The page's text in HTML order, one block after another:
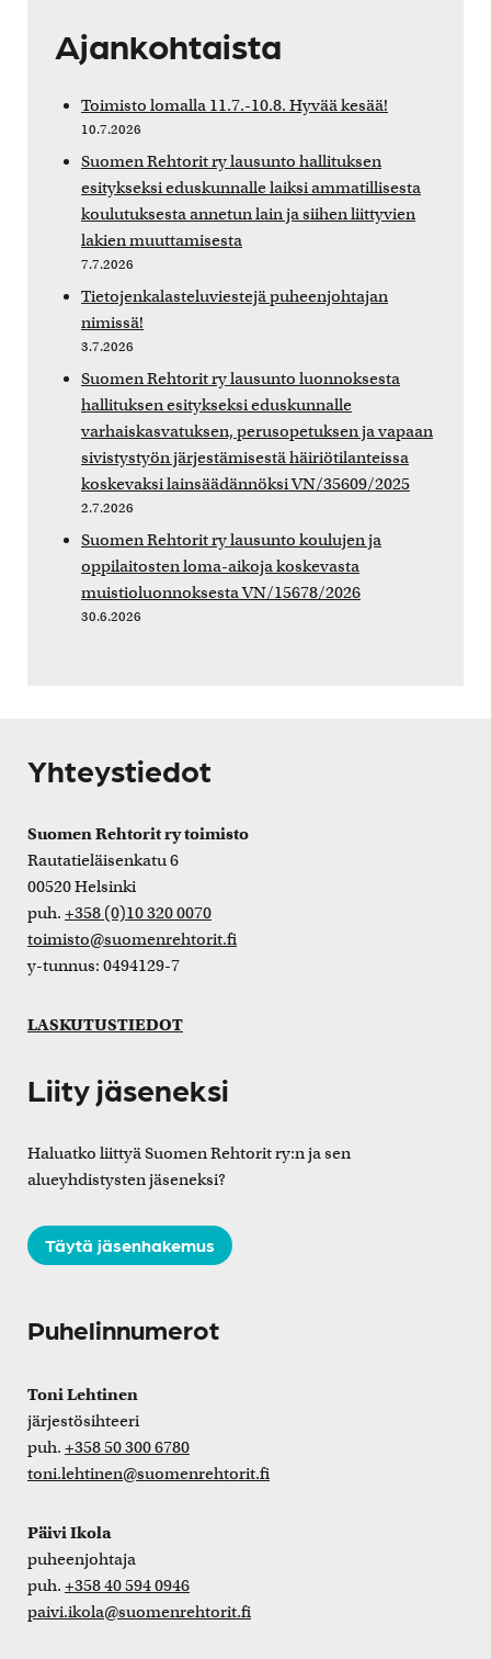
Ajankohtaista
Toimisto lomalla 11.7.-10.8. Hyvää kesää!
10.7.2026
Suomen Rehtorit ry lausunto hallituksen
esitykseksi eduskunnalle laiksi ammatillisesta
koulutuksesta annetun lain ja siihen liittyvien
lakien muuttamisesta
7.7.2026
Tietojenkalasteluviestejä puheenjohtajan
nimissä!
3.7.2026
Suomen Rehtorit ry lausunto luonnoksesta
hallituksen esitykseksi eduskunnalle
varhaiskasvatuksen, perusopetuksen ja vapaan
sivistystyön järjestämisestä häiriötilanteissa
koskevaksi lainsäädännöksi VN/35609/2025
2.7.2026
Suomen Rehtorit ry lausunto koulujen ja
oppilaitosten loma-aikoja koskevasta
muistioluonnoksesta VN/15678/2026
30.6.2026
Yhteystiedot
Suomen Rehtorit ry toimisto
Rautatieläisenkatu 6
00520 Helsinki
puh. +358 (0)10 320 0070
toimisto@suomenrehtorit.fi
y-tunnus: 0494129-7
LASKUTUSTIEDOT
Liity jäseneksi
Haluatko liittyä Suomen Rehtorit ry:n ja sen
alueyhdistysten jäseneksi?
Täytä jäsenhakemus
Puhelinnumerot
Toni Lehtinen
järjestösihteeri
puh. +358 50 300 6780
toni.lehtinen@suomenrehtorit.fi
Päivi Ikola
puheenjohtaja
puh. +358 40 594 0946
paivi.ikola@suomenrehtorit.fi